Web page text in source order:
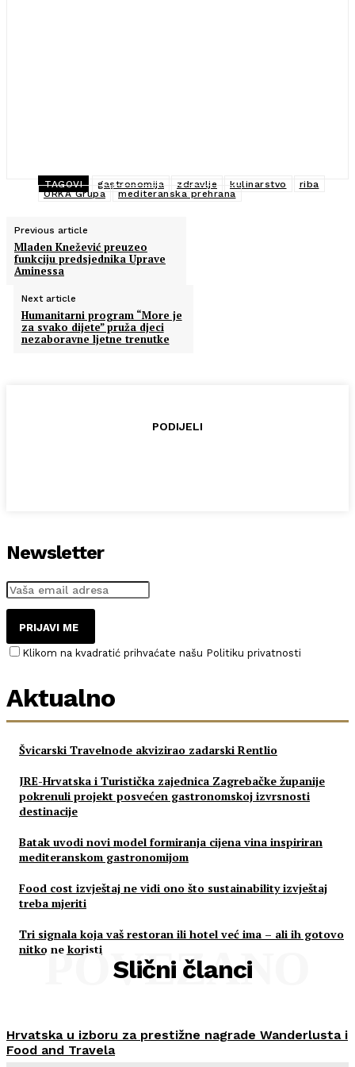
TAGOVI gastronomija zdravlje kulinarstvo
riba
ORKA Grupa
mediteranska prehrana
Previous article
Mladen Knežević preuzeo
funkciju predsjednika Uprave
Aminessa
Next article
Humanitarni program “More je
za svako dijete” pruža djeci
nezaboravne ljetne trenutke
PODIJELI
Newsletter
PRIJAVI ME
Klikom na kvadratić prihvaćate našu Politiku privatnosti
Aktualno
Švicarski Travelnode akvizirao zadarski Rentlio
JRE-Hrvatska i Turistička zajednica Zagrebačke županije
pokrenuli projekt posvećen gastronomskoj izvrsnosti
destinacije
Batak uvodi novi model formiranja cijena vina inspiriran
mediteranskom gastronomijom
Food cost izvještaj ne vidi ono što sustainability izvještaj
treba mjeriti
Tri signala koja vaš restoran ili hotel već ima – ali ih gotovo
nitko ne koristi
Slični članci
POVEZANO
Hrvatska u izboru za prestižne nagrade Wanderlusta i
Food and Travela